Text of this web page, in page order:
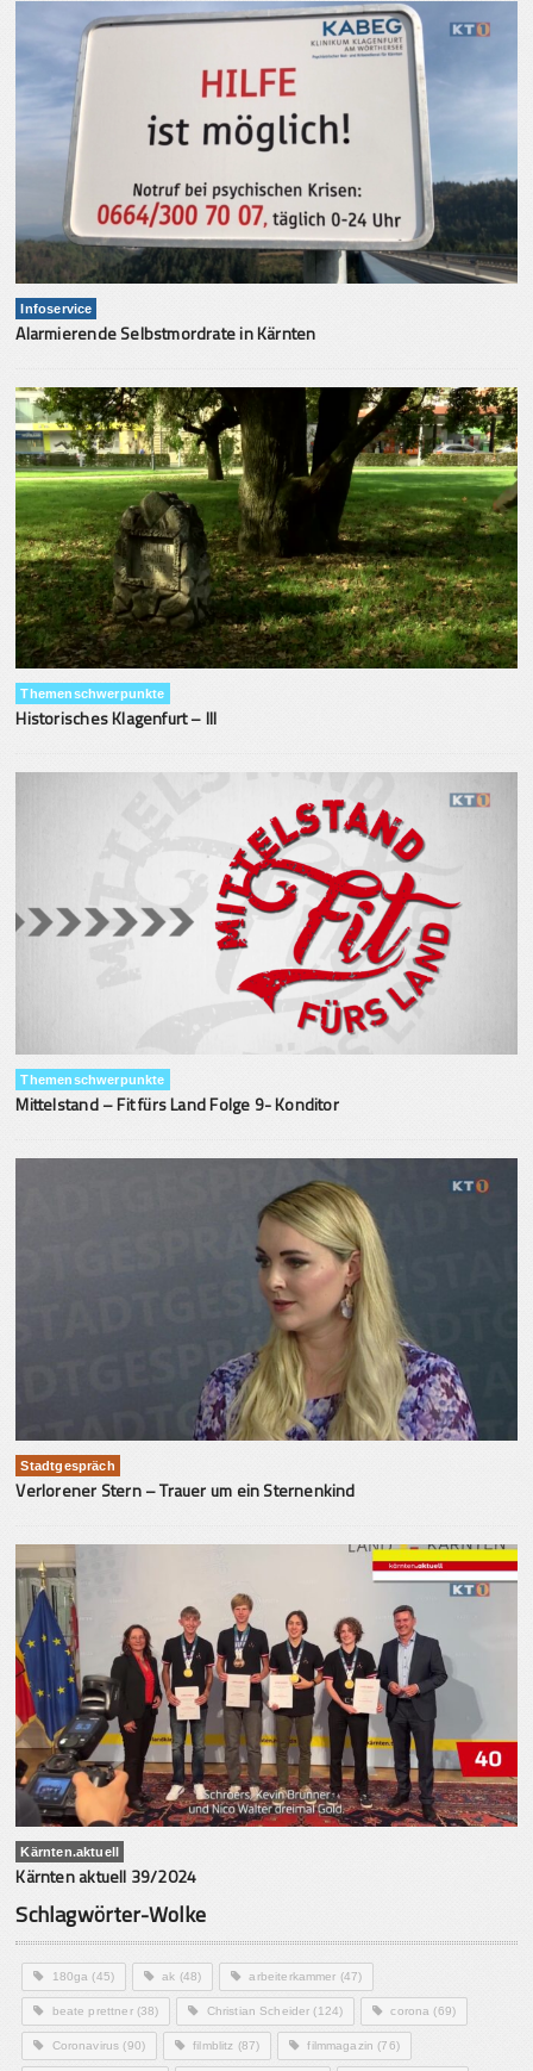
Infoservice
Alarmierende Selbstmordrate in Kärnten
Themenschwerpunkte
Historisches Klagenfurt – III
Themenschwerpunkte
Mittelstand – Fit fürs Land Folge 9- Konditor
Stadtgespräch
Verlorener Stern – Trauer um ein Sternenkind
Kärnten.aktuell
Kärnten aktuell 39/2024
Schlagwörter-Wolke
180ga (45) ak (48) arbeiterkammer (47)
beate prettner(38) Christian Scheider (124) corona (69)
Coronavirus (90) filmblitz (87) filmmagazin (76)